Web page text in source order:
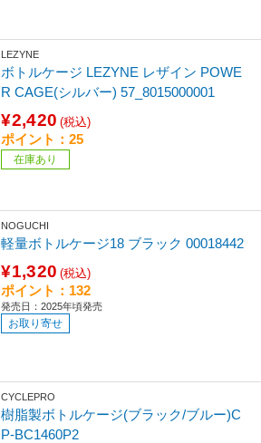
LEZYNE
ボトルケージ LEZYNE レザイン POWE
R CAGE(シルバー) 57_8015000001
¥2,420 (税込)
ポイント：25
在庫あり
NOGUCHI
軽量ボトルケージ18 ブラック 00018442
¥1,320 (税込)
ポイント：132
発売日：2025年頃発売
お取り寄せ
CYCLEPRO
樹脂製ボトルケージ(ブラック/ブルー)C
P-BC1460P2